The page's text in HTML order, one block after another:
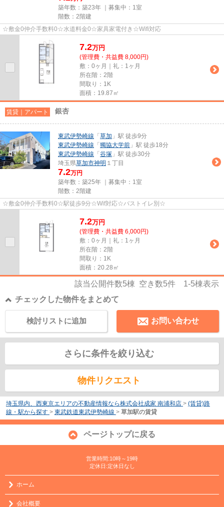
築年数：築23年 ｜募集中： 1室
階数：2階建
☆敷金0仲介手数料0☆水道料金0☆家具家電付き☆Wifi対応
7.2万円
(管理費・共益費 8,000円)
敷：0ヶ月｜礼：1ヶ月
所在階：2階
間取り：1K
面積：19.87㎡
賃貸｜アパート 銀杏
東武伊勢崎線 「 草加 」駅 徒歩9分
東武伊勢崎線 「 獨協大学前 」駅 徒歩18分
東武伊勢崎線 「 谷塚 」駅 徒歩30分
埼玉県草加市神明 １丁目
7.2万円
築年数：築25年 ｜募集中： 1室
階数：2階建
☆敷金0仲介手数料0☆駅徒歩9分☆Wif対応☆バストイレ別☆
7.2万円
(管理費・共益費 6,000円)
敷：0ヶ月｜礼：1ヶ月
所在階：2階
間取り：1K
面積：20.28㎡
該当公開件数5棟 空き数5件 1-5棟表示
チェックした物件をまとめて
お問い合わせ
検討リストに追加
さらに条件を絞り込む
物件リクエスト
埼玉県内、西東京エリアの不動産情報なら株式会社成家 南浦和店 > (賃貸)路
線・駅から探す > 東武鉄道東武伊勢崎線 > 草加駅の賃貸
ページトップに戻る
営業時間:10時～19時
定休日:定休日なし
ホーム
会社概要